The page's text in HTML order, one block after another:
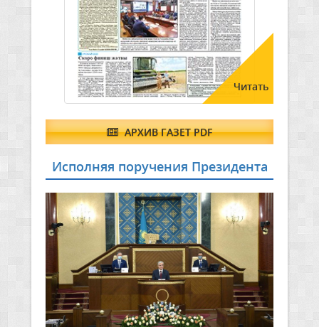
Читать
АРХИВ ГАЗЕТ PDF
Исполняя поручения Президента